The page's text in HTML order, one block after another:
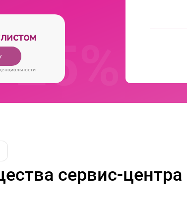
сервис-центра